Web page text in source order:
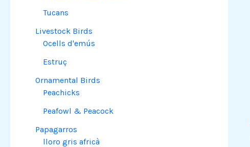
Tucans
Livestock Birds
Ocells d'emús
Estruç
Ornamental Birds
Peachicks
Peafowl & Peacock
Papagarros
lloro gris africà